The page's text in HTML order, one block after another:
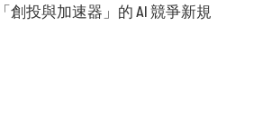
創投與加速器」的 AI 競爭新規